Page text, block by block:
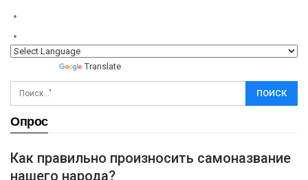
Translate
Опрос
Как правильно произносить самоназвание
нашего народа?